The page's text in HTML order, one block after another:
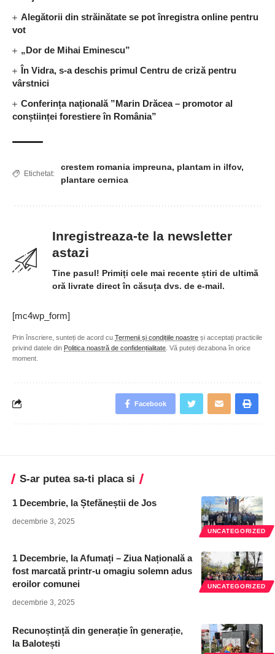
Alegătorii din străinătate se pot înregistra online pentru
vot
„Dor de Mihai Eminescu”
În Vidra, s-a deschis primul Centru de criză pentru
vârstnici
Conferința națională ”Marin Drăcea – promotor al
conștiinței forestiere în România”
Etichetat:
crestem romania impreuna, plantam in ilfov,
plantare cernica
Inregistreaza-te la newsletter
astazi
Tine pasul! Primiți cele mai recente știri de ultimă
oră livrate direct în căsuța dvs. de e-mail.
[mc4wp_form]
Prin înscriere, sunteți de acord cu Termenii și condițiile noastre și acceptați practicile
privind datele din Politica noastră de confidențialitate . Vă puteți dezabona în orice
moment.
Facebook
S-ar putea sa-ti placa si
UNCATEGORIZED
1 Decembrie, la Ștefăneștii de Jos
decembrie 3, 2025
UNCATEGORIZED
1 Decembrie, la Afumați – Ziua Națională a
fost marcată printr-u omagiu solemn adus
eroilor comunei
decembrie 3, 2025
Recunoștință din generație în generație,
la Balotești